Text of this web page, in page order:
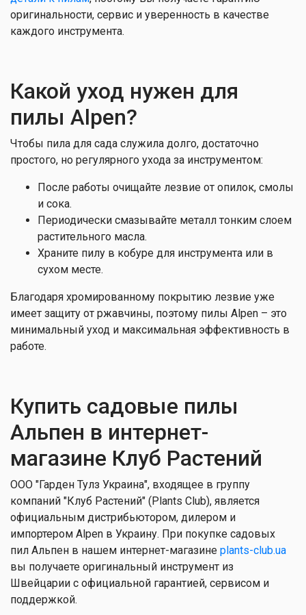
оригинальности, сервис и уверенность в качестве
каждого инструмента.
Какой уход нужен для
пилы Alpen?
Чтобы пила для сада служила долго, достаточно
простого, но регулярного ухода за инструментом:
После работы очищайте лезвие от опилок, смолы
и сока.
Периодически смазывайте металл тонким слоем
растительного масла.
Храните пилу в кобуре для инструмента или в
сухом месте.
Благодаря хромированному покрытию лезвие уже
имеет защиту от ржавчины, поэтому пилы Alpen – это
минимальный уход и максимальная эффективность в
работе.
Купить садовые пилы
Альпен в интернет-
магазине Клуб Растений
ООО "Гарден Тулз Украина", входящее в группу
компаний "Клуб Растений" (Plants Club), является
официальным дистрибьютором, дилером и
импортером Alpen в Украину. При покупке садовых
пил Альпен в нашем интернет-магазине plants-club.ua
вы получаете оригинальный инструмент из
Швейцарии с официальной гарантией, сервисом и
поддержкой.